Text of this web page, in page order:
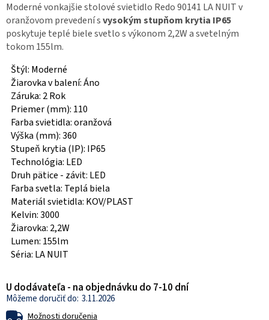
Moderné vonkajšie stolové svietidlo Redo 90141 LA NUIT v
oranžovom prevedení svysokým stupňom krytia IP65
poskytuje teplé biele svetlo s výkonom 2,2W a svetelným
tokom 155lm.
Štýl: Moderné
Žiarovka v balení: Áno
Záruka: 2 Rok
Priemer (mm): 110
Farba svietidla: oranžová
Výška (mm): 360
Stupeň krytia (IP): IP65
Technológia: LED
Druh pätice - závit: LED
Farba svetla: Teplá biela
Materiál svietidla: KOV/PLAST
Kelvin: 3000
Žiarovka: 2,2W
Lumen: 155lm
Séria: LA NUIT
U dodávateľa - na objednávku do 7-10 dní
3.11.2026
Možnosti doručenia